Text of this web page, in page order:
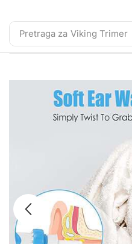
Pretraga za Viking Trimer